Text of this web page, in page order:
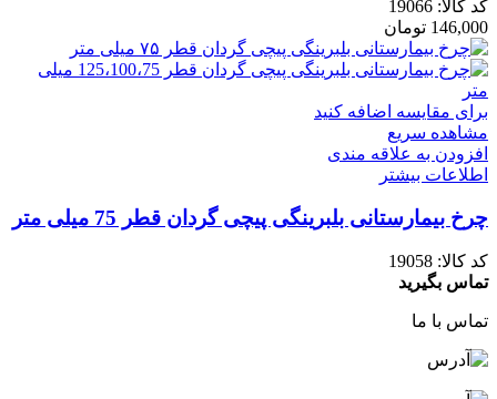
کد کالا: 19066
146,000 تومان
برای مقایسه اضافه کنید
مشاهده سریع
افزودن به علاقه مندی
اطلاعات بیشتر
چرخ بیمارستانی بلبرینگی پیچی گردان قطر 75 میلی متر
کد کالا: 19058
تماس بگیرید
تماس با ما